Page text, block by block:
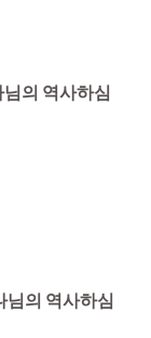
의 역사하심
님의 역사하심